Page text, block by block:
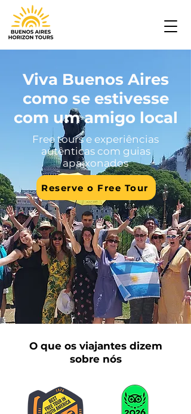
Viva Buenos Aires
como se estivesse
com um amigo local
Free tours e experiências
autênticas com guias
apaixonados
Reserve o Free Tour
O que os viajantes dizem
sobre nós